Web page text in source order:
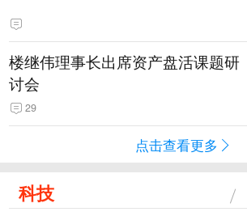
楼继伟理事长出席资产盘活课题研
讨会
29
点击查看更多
科技